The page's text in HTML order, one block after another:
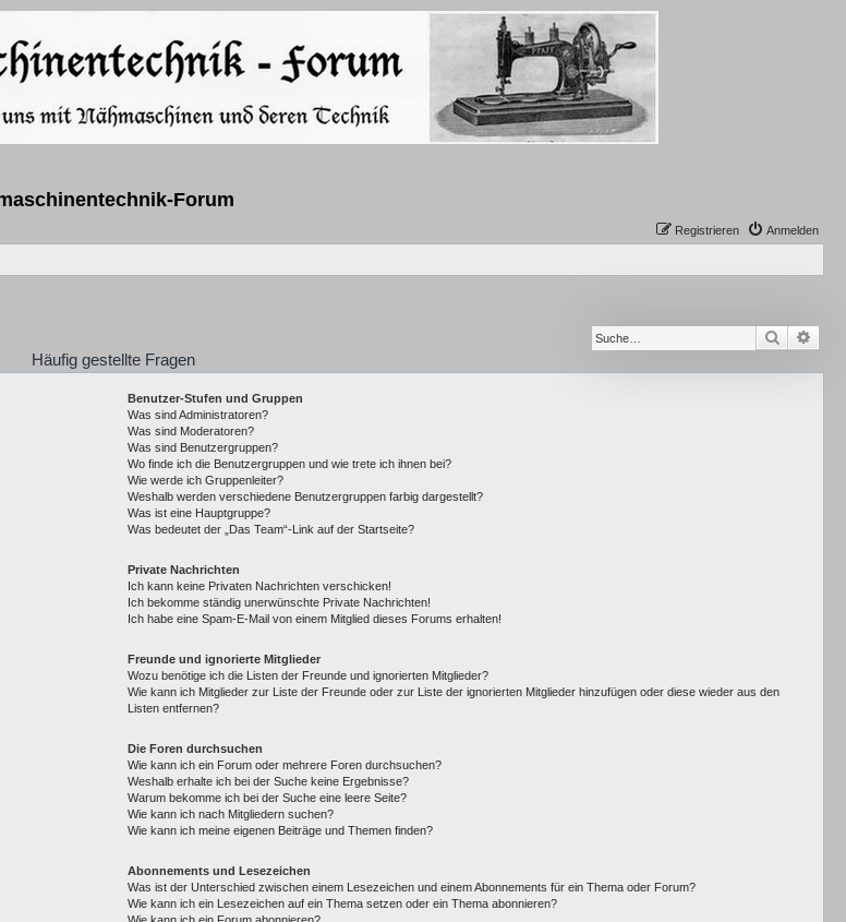
Forum
Anmelden
Registrieren
Suche
Häufig gestellte Fragen
Benutzer-Stufen und Gruppen
Was sind Administratoren?
Was sind Moderatoren?
Was sind Benutzergruppen?
Wo finde ich die Benutzergruppen und wie trete ich ihnen bei?
Wie werde ich Gruppenleiter?
Weshalb werden verschiedene Benutzergruppen farbig dargestellt?
Was ist eine Hauptgruppe?
Was bedeutet der „Das Team“-Link auf der Startseite?
Private Nachrichten
Ich kann keine Privaten Nachrichten verschicken!
Ich bekomme ständig unerwünschte Private Nachrichten!
Ich habe eine Spam-E-Mail von einem Mitglied dieses Forums erhalten!
Freunde und ignorierte Mitglieder
Wozu benötige ich die Listen der Freunde und ignorierten Mitglieder?
Wie kann ich Mitglieder zur Liste der Freunde oder zur Liste der ignorierten Mitglieder hinzufügen oder diese wieder aus den
Listen entfernen?
Die Foren durchsuchen
Wie kann ich ein Forum oder mehrere Foren durchsuchen?
Weshalb erhalte ich bei der Suche keine Ergebnisse?
Warum bekomme ich bei der Suche eine leere Seite?
Wie kann ich nach Mitgliedern suchen?
Wie kann ich meine eigenen Beiträge und Themen finden?
Abonnements und Lesezeichen
Was ist der Unterschied zwischen einem Lesezeichen und einem Abonnements für ein Thema oder Forum?
Wie kann ich ein Lesezeichen auf ein Thema setzen oder ein Thema abonnieren?
Wie kann ich ein Forum abonnieren?